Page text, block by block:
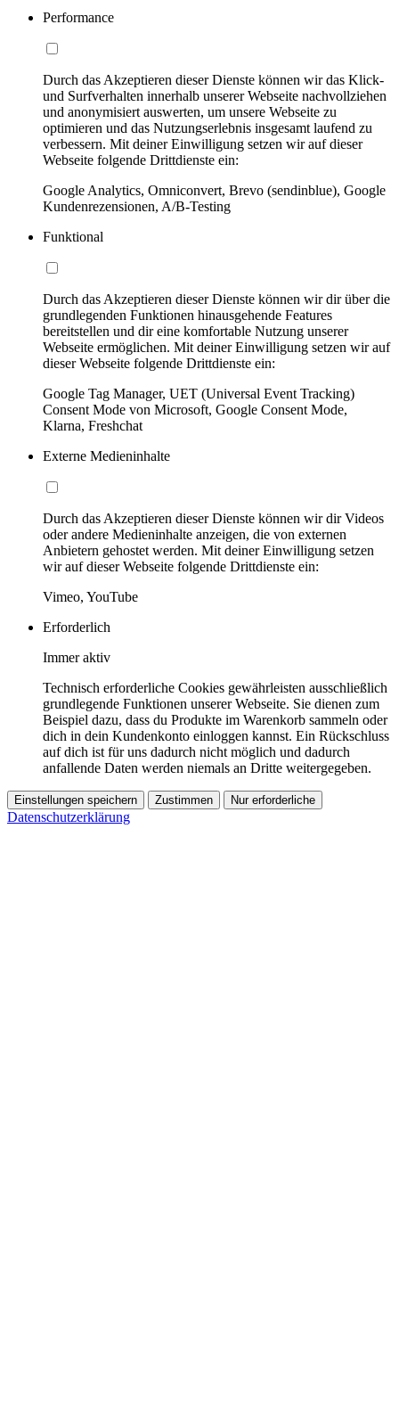
Performance
Durch das Akzeptieren dieser Dienste können wir das Klick-
und Surfverhalten innerhalb unserer Webseite nachvollziehen
und anonymisiert auswerten, um unsere Webseite zu
optimieren und das Nutzungserlebnis insgesamt laufend zu
verbessern. Mit deiner Einwilligung setzen wir auf dieser
Webseite folgende Drittdienste ein:
Google Analytics, Omniconvert, Brevo (sendinblue), Google
Kundenrezensionen, A/B-Testing
Funktional
Durch das Akzeptieren dieser Dienste können wir dir über die
grundlegenden Funktionen hinausgehende Features
bereitstellen und dir eine komfortable Nutzung unserer
Webseite ermöglichen. Mit deiner Einwilligung setzen wir auf
dieser Webseite folgende Drittdienste ein:
Google Tag Manager, UET (Universal Event Tracking)
Consent Mode von Microsoft, Google Consent Mode,
Klarna, Freshchat
Externe Medieninhalte
Durch das Akzeptieren dieser Dienste können wir dir Videos
oder andere Medieninhalte anzeigen, die von externen
Anbietern gehostet werden. Mit deiner Einwilligung setzen
wir auf dieser Webseite folgende Drittdienste ein:
Vimeo, YouTube
Erforderlich
Immer aktiv
Technisch erforderliche Cookies gewährleisten ausschließlich
grundlegende Funktionen unserer Webseite. Sie dienen zum
Beispiel dazu, dass du Produkte im Warenkorb sammeln oder
dich in dein Kundenkonto einloggen kannst. Ein Rückschluss
auf dich ist für uns dadurch nicht möglich und dadurch
anfallende Daten werden niemals an Dritte weitergegeben.
Einstellungen speichern Zustimmen Nur erforderliche
Datenschutzerklärung